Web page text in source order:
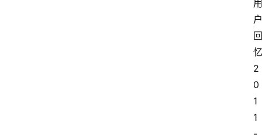
用
户
回
忆
2
0
1
1
-